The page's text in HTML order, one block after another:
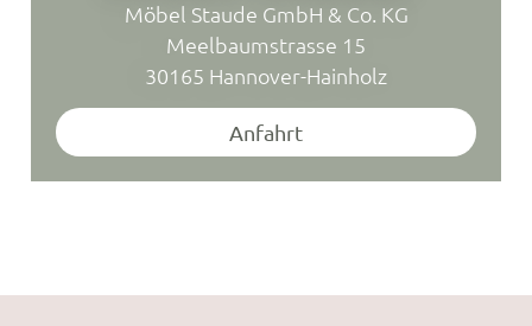
Möbel Staude GmbH & Co. KG
Meelbaumstrasse 15
30165 Hannover-Hainholz
Anfahrt